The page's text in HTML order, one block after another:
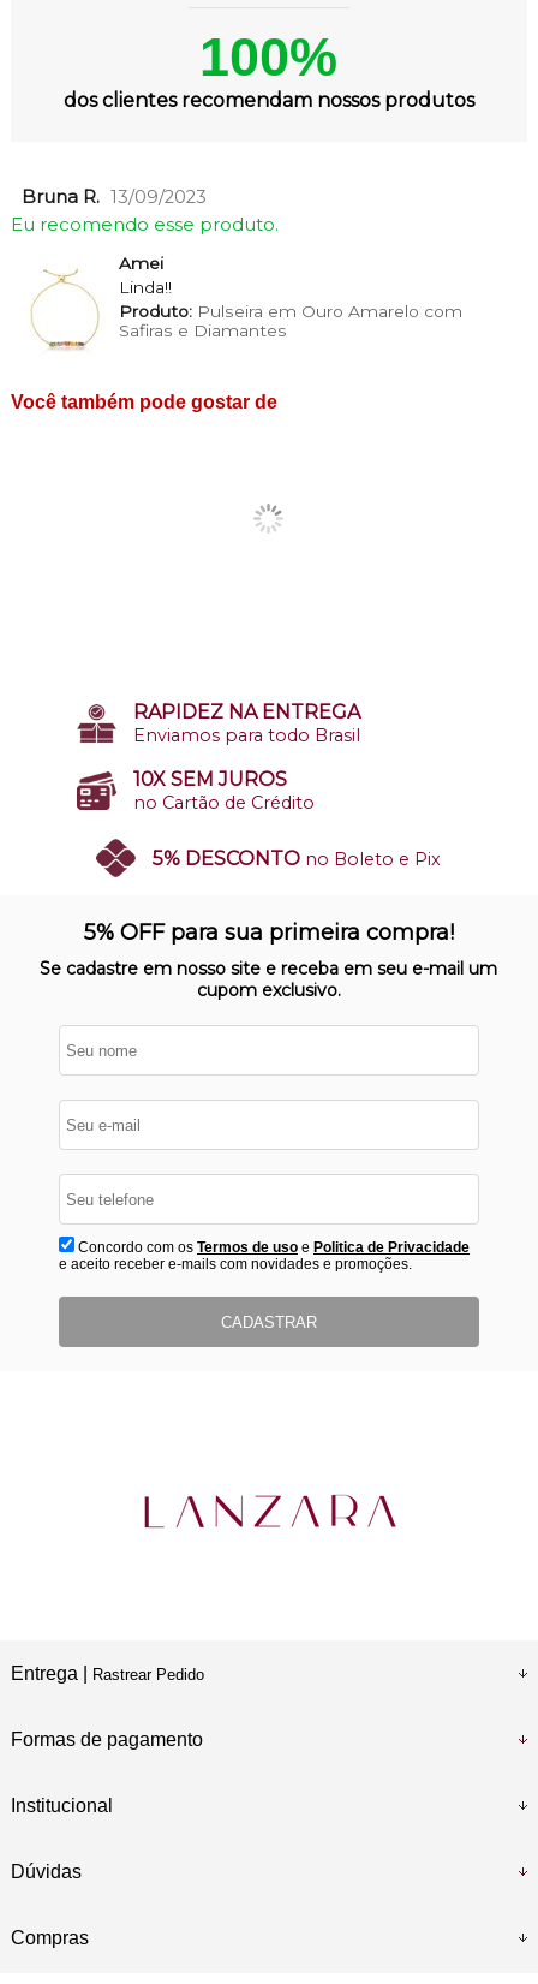
100%
dos clientes recomendam nossos produtos
Bruna R. 13/09/2023
Eu recomendo esse produto.
Amei
Linda!!
Produto:Pulseira em Ouro Amarelo com
Safiras e Diamantes
Você também pode gostar de
RAPIDEZ NA ENTREGA
Enviamos para todo Brasil
10X SEM JUROS
no Cartão de Crédito
5% DESCONTO no Boleto e Pix
Nosso site opera em ambiente
protegido
5% OFF para sua primeira compra!
Se cadastre em nosso site e receba em seu e-mail um
cupom exclusivo.
Concordo com os Termos de usoe Politica de Privacidade
e aceito receber e-mails com novidades e promoções.
CADASTRAR
Entrega | Rastrear Pedido
Formas de pagamento
Institucional
Dúvidas
Compras